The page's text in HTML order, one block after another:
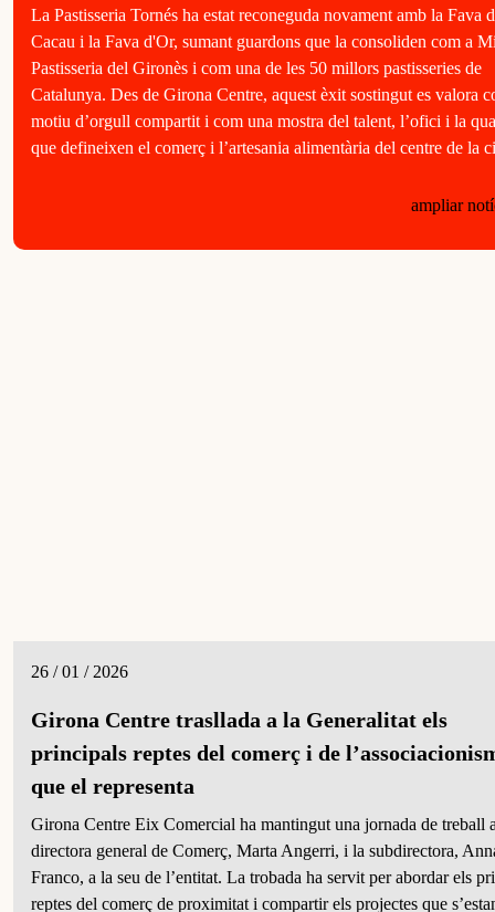
La Pastisseria Tornés ha estat reconeguda novament amb la Fava
Cacau i la Fava d'Or, sumant guardons que la consoliden com a
Pastisseria del Gironès i com una de les 50 millors pastisseries de
Catalunya. Des de Girona Centre, aquest èxit sostingut es valora
motiu d’orgull compartit i com una mostra del talent, l’ofici i la
que defineixen el comerç i l’artesania alimentària del centre de la
ampliar
26 / 01 / 2026
Girona Centre trasllada a la Generalitat els
principals reptes del comerç i de
que el representa
Girona Centre Eix Comercial ha mantingut una jornada de treball
directora general de Comerç, Marta Angerri, i la subdirectora,
Franco, a la seu de l’entitat. La trobada ha servit per abordar els
reptes del comerç de proximitat i compartir els projectes que